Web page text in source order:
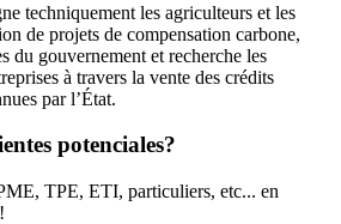
techniquement les agriculteurs et les
de projets de compensation carbone,
du gouvernement et recherche les
à travers la vente des crédits
par l’État.
potenciales?
TPE, ETI, particuliers, etc... en